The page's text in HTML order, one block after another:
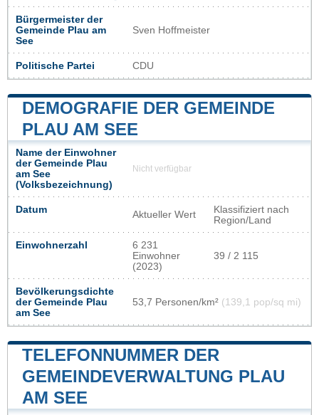
Bürgermeister der
Gemeinde Plau am
See
Sven Hoffmeister
Politische Partei CDU
DEMOGRAFIE DER GEMEINDE
PLAU AM SEE
Name der Einwohner
der Gemeinde Plau
am See
(Volksbezeichnung)
Nicht verfügbar
Datum Aktueller Wert
Klassifiziert nach
Region/Land
Einwohnerzahl
6 231
Einwohner
(2023)
39 / 2 115
Bevölkerungsdichte
der Gemeinde Plau
am See
53,7 Personen/km² (139,1 pop/sq mi)
TELEFONNUMMER DER
GEMEINDEVERWALTUNG PLAU
AM SEE